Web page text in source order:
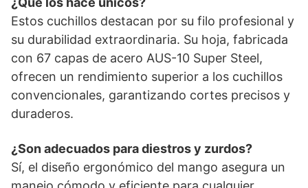
Estos cuchillos destacan por su filo profesional y
su durabilidad extraordinaria. Su hoja, fabricada
con 67 capas de acero AUS-10 Super Steel,
ofrecen un rendimiento superior a los cuchillos
convencionales, garantizando cortes precisos y
duraderos.
¿Son adecuados para diestros y zurdos?
Sí, el diseño ergonómico del mango asegura un